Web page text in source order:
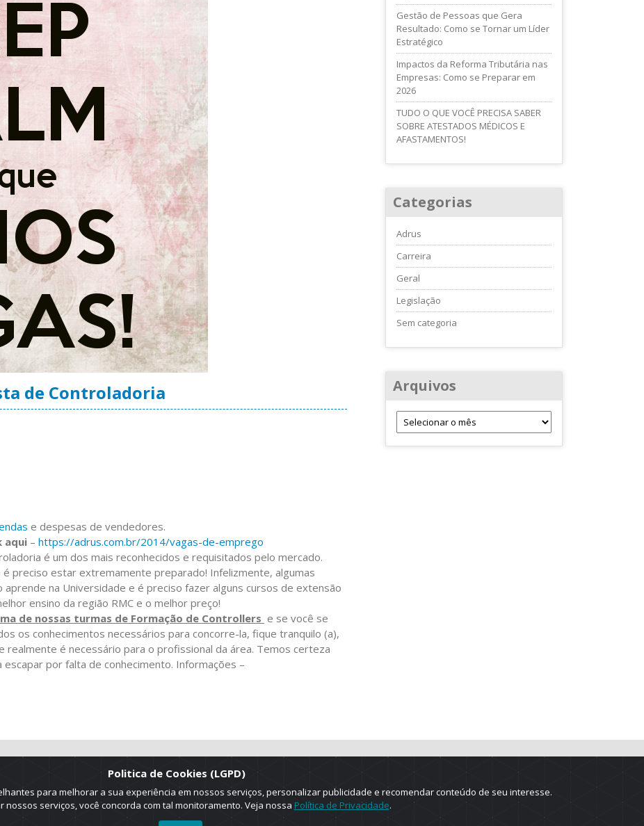
de Controladoria
e despesas de vendedores.
aqui – https://adrus.com.br/2014/vagas-de-emprego
é um dos mais reconhecidos e requisitados pelo mercado.
preciso estar extremamente preparado! Infelizmente, algumas
na Universidade e é preciso fazer alguns cursos de extensão
ensino da região RMC e o melhor preço!
de nossas turmas de Formação de Controllers e se você se
os conhecimentos necessários para concorre-la, fique tranquilo (a),
realmente é necessário para o profissional da área. Temos certeza
por falta de conhecimento. Informações –
Gestão de Pessoas que Gera
Resultado: Como se Tornar um Líder
Estratégico
Impactos da Reforma Tributária nas
Empresas: Como se Preparar em
2026
TUDO O QUE VOCÊ PRECISA SABER
SOBRE ATESTADOS MÉDICOS E
AFASTAMENTOS!
Categorias
Adrus
Carreira
Geral
Legislação
Sem categoria
Arquivos
Politica de Cookies (LGPD)
para melhorar a sua experiência em nossos serviços, personalizar publicidade e recomendar conteúdo de seu interesse.
nossos serviços, você concorda com tal monitoramento. Veja nossa Política de Privacidade.